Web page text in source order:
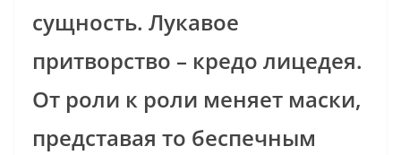
сущность. Лукавое
притворство – кредо лицедея.
От роли к роли меняет маски,
представая то беспечным